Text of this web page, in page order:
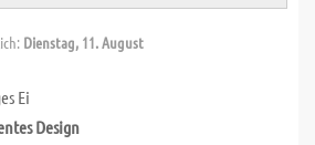
Dienstag, 11. August
Ei
Design